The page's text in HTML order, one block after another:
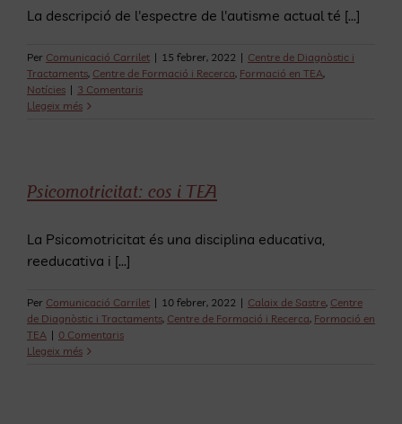
La descripció de l'espectre de l'autisme actual té [...]
Per Comunicació Carrilet | 15 febrer, 2022 | Centre de Diagnòstic i
Tractaments, Centre de Formació i Recerca, Formació en TEA,
Notícies | 3 Comentaris
Llegeix més
Psicomotricitat: cos i TEA
La Psicomotricitat és una disciplina educativa,
reeducativa i [...]
Per Comunicació Carrilet | 10 febrer, 2022 | Calaix de Sastre, Centre
de Diagnòstic i Tractaments, Centre de Formació i Recerca, Formació en
TEA | 0 Comentaris
Llegeix més